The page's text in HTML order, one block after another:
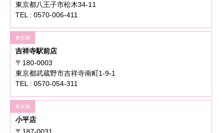
東京都八王子市松木34-11
TEL : 0570-006-411
東京都
吉祥寺駅前店
〒180-0003
東京都武蔵野市吉祥寺南町1-9-1
TEL : 0570-054-311
東京都
小平店